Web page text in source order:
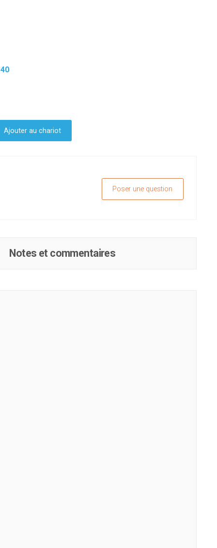
Ajouter au chariot
Poser une question
Notes et commentaires